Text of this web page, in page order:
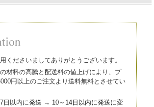
くださいましてありがとうございます。
材料の高騰と配送料の値上げにより、プ
円以上のご注文より送料無料とさせてい
日以内に発送 → 10～14日以内に発送に変